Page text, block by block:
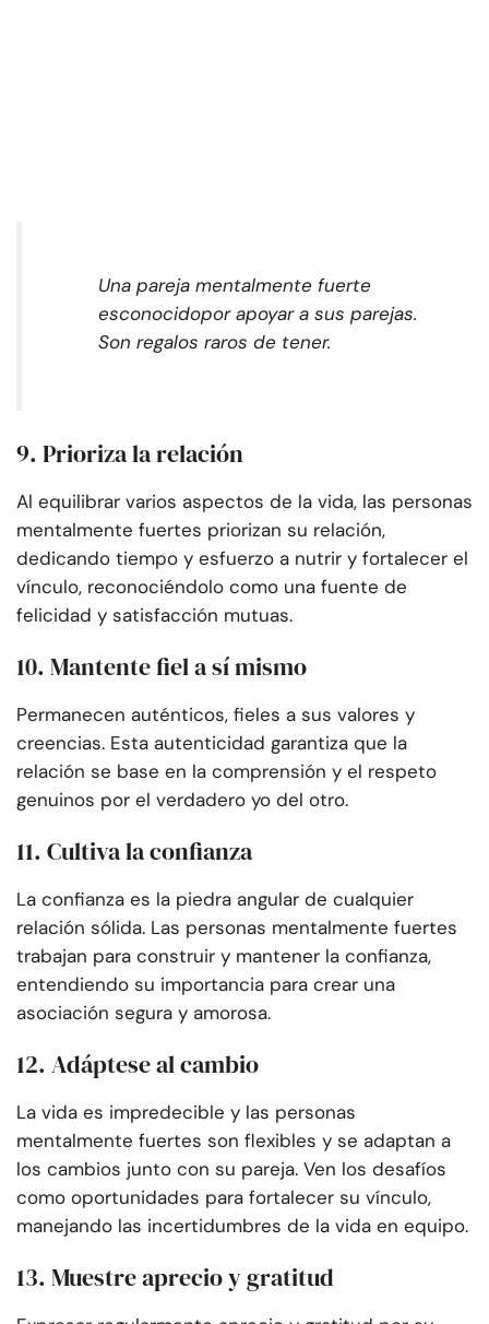
Una pareja mentalmente fuerte
esconocidopor apoyar a sus parejas.
Son regalos raros de tener.
9. Prioriza la relación
Al equilibrar varios aspectos de la vida, las personas
mentalmente fuertes priorizan su relación,
dedicando tiempo y esfuerzo a nutrir y fortalecer el
vínculo, reconociéndolo como una fuente de
felicidad y satisfacción mutuas.
10. Mantente fiel a sí mismo
Permanecen auténticos, fieles a sus valores y
creencias. Esta autenticidad garantiza que la
relación se base en la comprensión y el respeto
genuinos por el verdadero yo del otro.
11. Cultiva la confianza
La confianza es la piedra angular de cualquier
relación sólida. Las personas mentalmente fuertes
trabajan para construir y mantener la confianza,
entendiendo su importancia para crear una
asociación segura y amorosa.
12. Adáptese al cambio
La vida es impredecible y las personas
mentalmente fuertes son flexibles y se adaptan a
los cambios junto con su pareja. Ven los desafíos
como oportunidades para fortalecer su vínculo,
manejando las incertidumbres de la vida en equipo.
13. Muestre aprecio y gratitud